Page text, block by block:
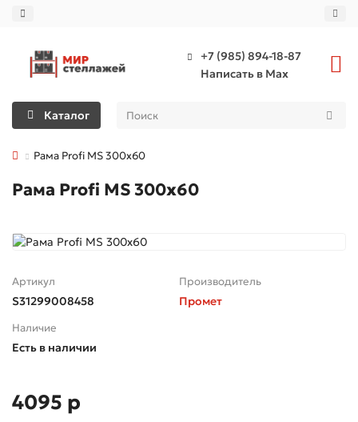
+7 (985) 894-18-87
Написать в Max
Каталог
Рама Profi MS 300х60
Рама Profi MS 300х60
Артикул
S31299008458
Производитель
Промет
Наличие
Есть в наличии
4095 р